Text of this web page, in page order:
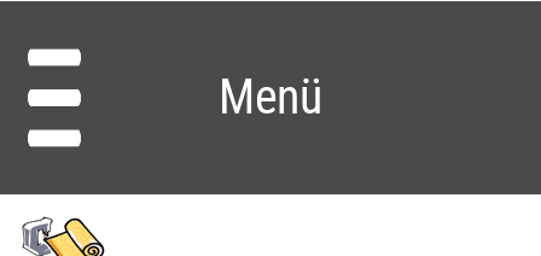
Menü